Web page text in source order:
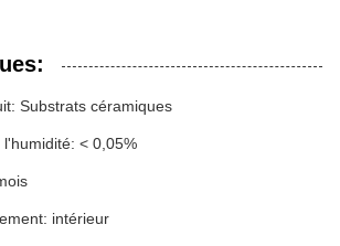
Substrats céramiques
< 0,05%
intérieur